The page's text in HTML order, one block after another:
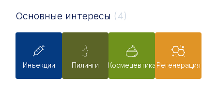
Основные интересы (4)
Инъекции Пилинги Космецевтика Pегенерация